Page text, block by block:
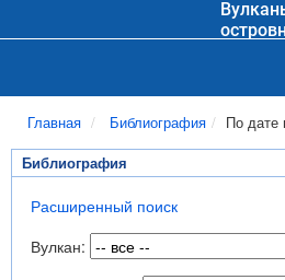
Главная Библиография По дате
Библиография
Расширенный поиск
Вулкан: